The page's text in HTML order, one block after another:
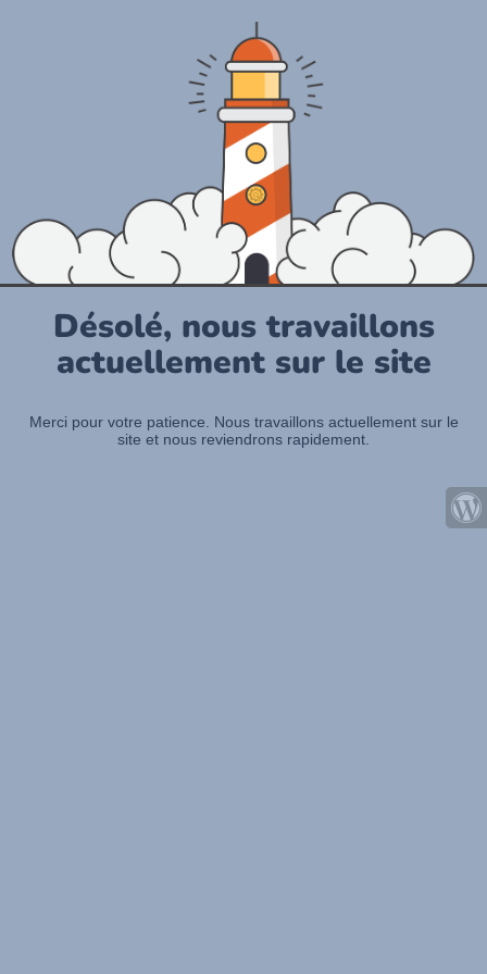
Désolé, nous travaillons
actuellement sur le site
Merci pour votre patience. Nous travaillons actuellement sur le
site et nous reviendrons rapidement.